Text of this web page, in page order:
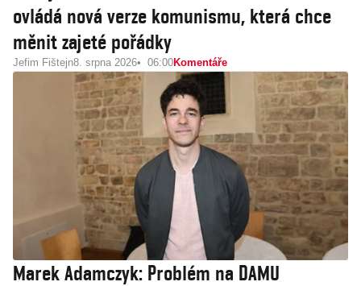
ovládá nová verze komunismu, která chce
měnit zajeté pořádky
Jefim Fištejn8. srpna 2026 06:00Komentáře
Marek Adamczyk: Problém na DAMU